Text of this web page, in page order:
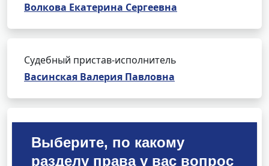
Волкова Екатерина Сергеевна
Судебный пристав-исполнитель
Васинская Валерия Павловна